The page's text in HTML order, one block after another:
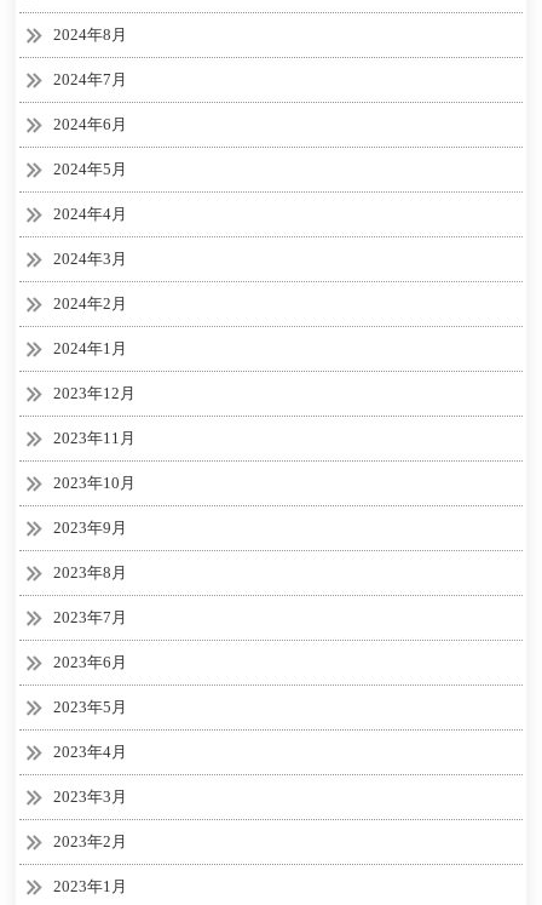
2024年8月
2024年7月
2024年6月
2024年5月
2024年4月
2024年3月
2024年2月
2024年1月
2023年12月
2023年11月
2023年10月
2023年9月
2023年8月
2023年7月
2023年6月
2023年5月
2023年4月
2023年3月
2023年2月
2023年1月